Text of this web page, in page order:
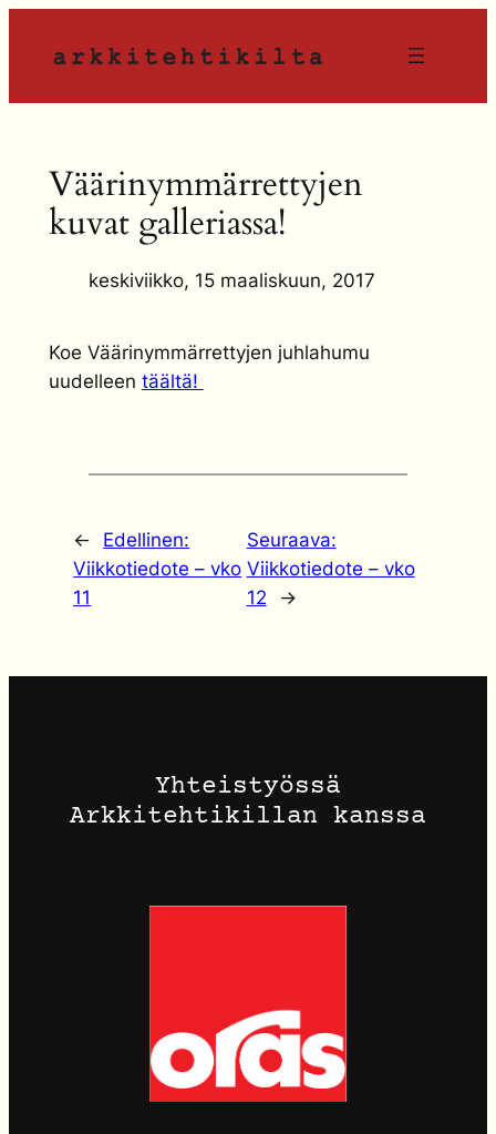
sisältöön
Väärinymmärrettyjen
kuvat galleriassa!
keskiviikko, 15 maaliskuun, 2017
Koe Väärinymmärrettyjen juhlahumu
uudelleen täältä!
←
Edellinen:
Viikkotiedote – vko
11
Seuraava:
Viikkotiedote – vko
12
→
Yhteistyössä
Arkkitehtikillan kanssa